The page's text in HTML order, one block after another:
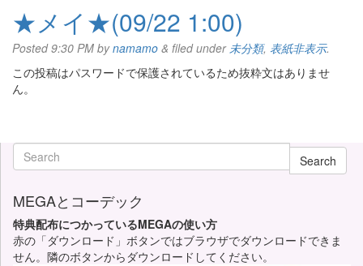
★メイ★(09/22 1:00)
Posted9:30 PM bynamamo & filed under未分類, 表紙非表示.
この投稿はパスワードで保護されているため抜粋文はありませ
ん。
Search
MEGAとコーデック
特典配布につかっているMEGAの使い方
赤の「ダウンロード」ボタンではブラウザでダウンロードできま
せん。隣のボタンからダウンロードしてください。